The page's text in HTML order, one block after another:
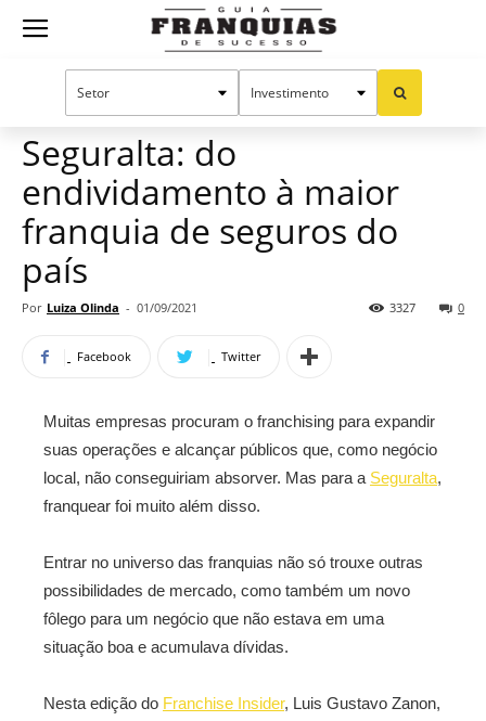
Guia
Sucesso
Manual do sucesso
Seguralta: do
endividamento à maior
franquia de seguros do
país
Por Luiza Olinda - 01/09/2021 0
3327
Facebook Twitter
Muitas empresas procuram o franchising para expandir
suas operações e alcançar públicos que, como negócio
local, não conseguiriam absorver. Mas para a Seguralta,
franquear foi muito além disso.
Entrar no universo das franquias não só trouxe outras
possibilidades de mercado, como também um novo
fôlego para um negócio que não estava em uma
situação boa e acumulava dívidas.
Nesta edição do Franchise Insider, Luis Gustavo Zanon,